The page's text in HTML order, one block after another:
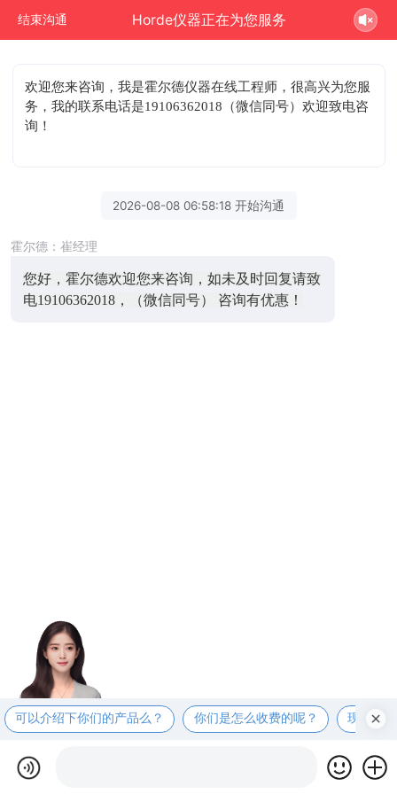
结束沟通 Horde仪器正在为您服务
欢迎您来咨询 ，我是霍尔德仪器在线工程师，很高兴为您服
务，我的联系电话是19106362018（微信同号）欢迎致电咨
询！
2026-08-08 06:58:18 开始沟通
霍尔德：崔经理
您好，霍尔德欢迎您来咨询，如未及时回复请致
电19106362018，（微信同号） 咨询有优惠！
可以介绍下你们的产品么？ 你们是怎么收费的呢？ 现在有